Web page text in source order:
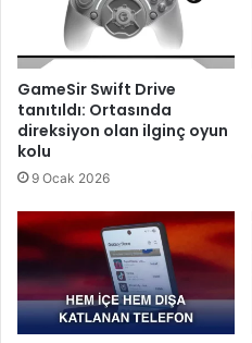
GameSir Swift Drive
tanıtıldı: Ortasında
direksiyon olan ilginç oyun
kolu
9 Ocak 2026